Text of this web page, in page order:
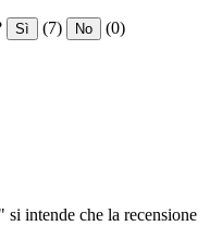
Sì (7) No (0)
intende che la recensione